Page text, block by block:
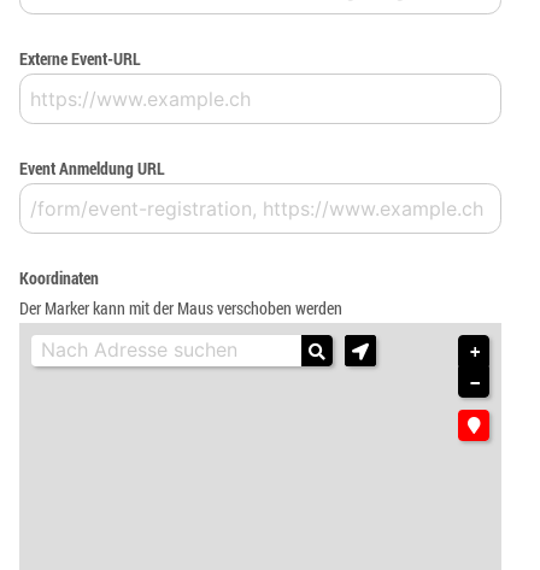
Externe Event-URL
Event Anmeldung URL
Koordinaten
Der Marker kann mit der Maus verschoben werden
+
−